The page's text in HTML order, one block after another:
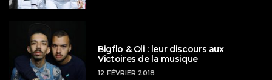
Bigflo & Oli : leur discours aux
Victoires de la musique
12 FÉVRIER 2018